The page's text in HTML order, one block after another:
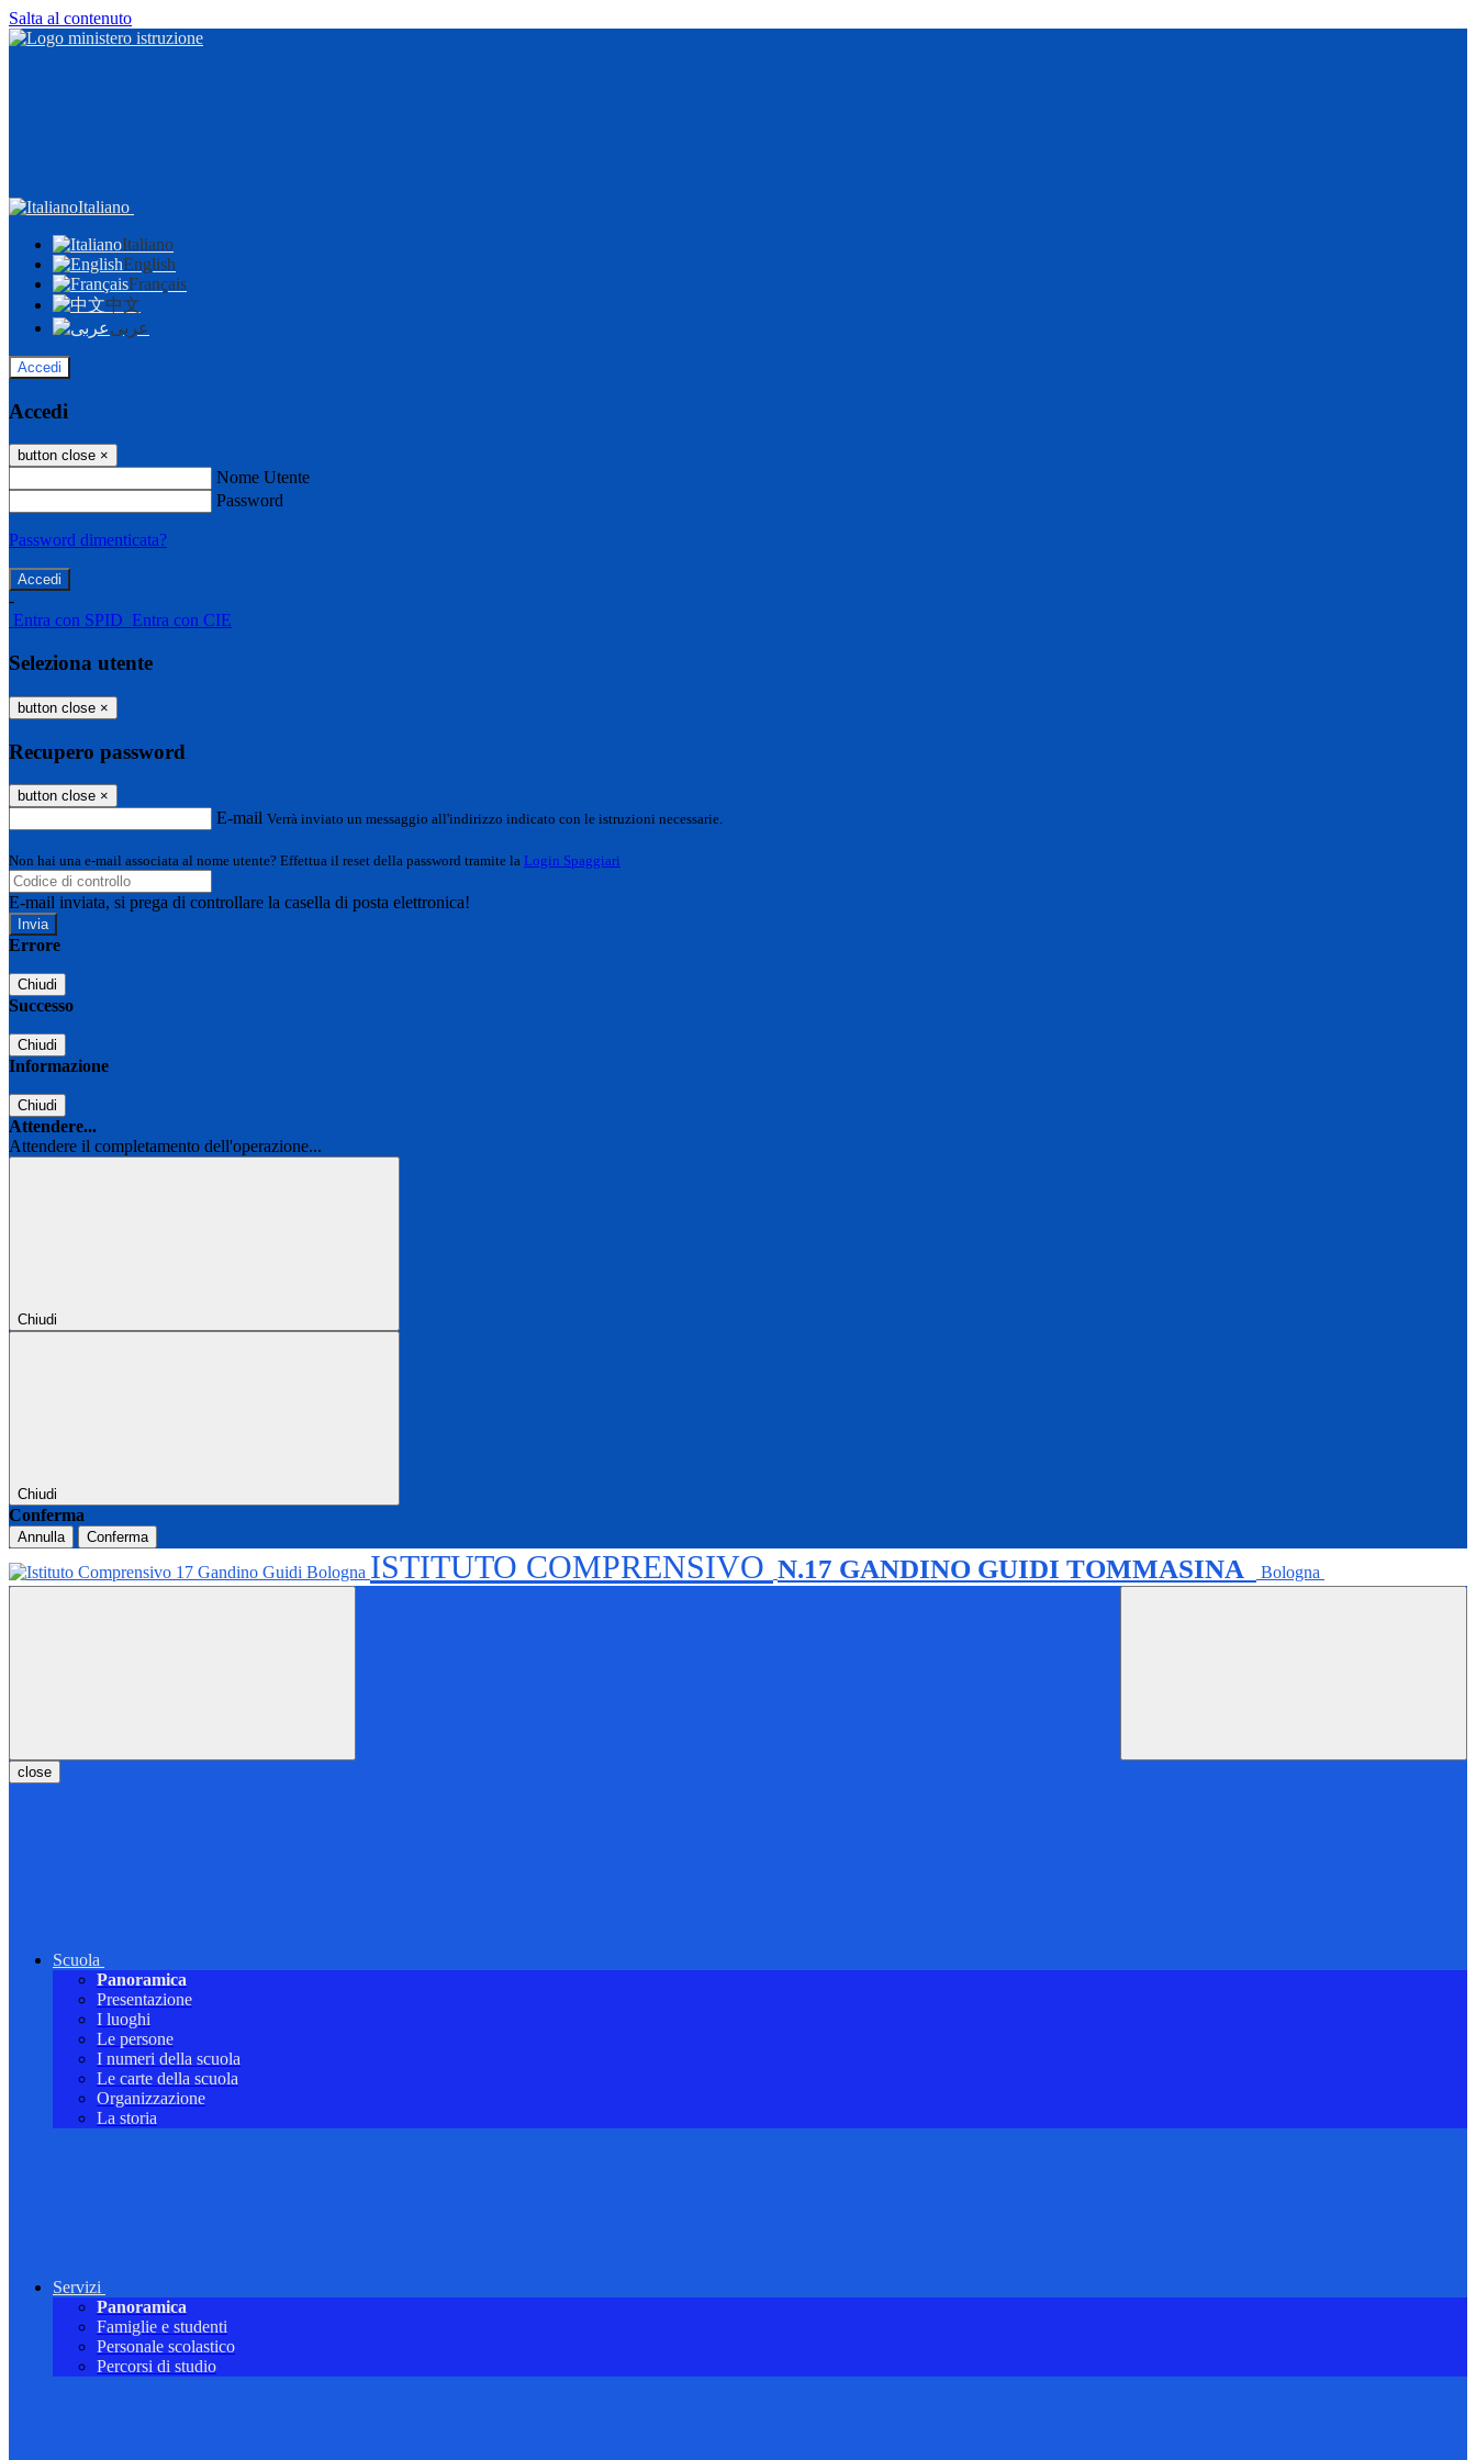
Salta al contenuto
Italiano
Italiano
English
Français
中文
عربى
Accedi
Accedi
button close ×
Nome Utente
Password
Password dimenticata?
-
Entra con SPID Entra con CIE
Seleziona utente
button close ×
Recupero password
button close ×
E-mail Verrà inviato un messaggio all'indirizzo indicato con le istruzioni necessarie.
Non hai una e-mail associata al nome utente? Effettua il reset della password tramite la Login Spaggiari
E-mail inviata, si prega di controllare la casella di posta elettronica!
Errore
Chiudi
Successo
Chiudi
Informazione
Chiudi
Attendere...
Attendere il completamento dell'operazione...
Chiudi
Chiudi
Conferma
Annulla Conferma
ISTITUTO COMPRENSIVO N.17 GANDINO GUIDI TOMMASINA Bologna
close
Scuola
Panoramica
Presentazione
I luoghi
Le persone
I numeri della scuola
Le carte della scuola
Organizzazione
La storia
Servizi
Panoramica
Famiglie e studenti
Personale scolastico
Percorsi di studio